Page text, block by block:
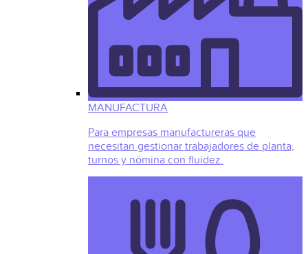
MANUFACTURA
Para empresas manufactureras que
necesitan gestionar trabajadores de planta,
turnos y nómina con fluidez.